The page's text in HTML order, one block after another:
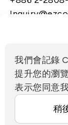
新北市淡水
聯絡我們
合作夥伴連結
Copyright ©2025
我們會記錄
提升您的瀏
表示您同意
稍